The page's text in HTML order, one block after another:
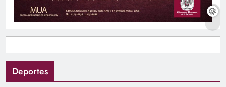
Deportes